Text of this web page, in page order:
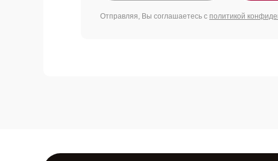
Отправляя, Вы соглашаетесь с политикой